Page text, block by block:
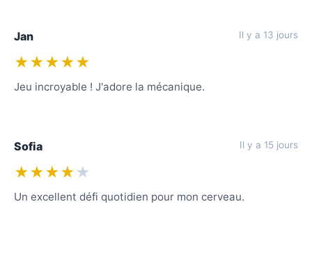
Jan Il y a 13 jours
★★★★★
Jeu incroyable ! J'adore la mécanique.
Sofia Il y a 15 jours
★★★★ ★
Un excellent défi quotidien pour mon cerveau.